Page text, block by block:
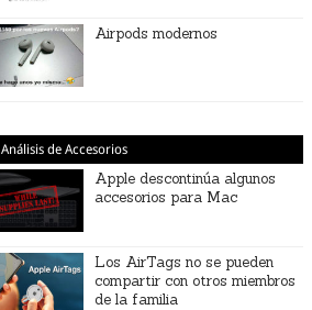
Airpods modernos
Análisis de Accesorios
Apple descontinúa algunos
accesorios para Mac
Los AirTags no se pueden
compartir con otros miembros
de la familia